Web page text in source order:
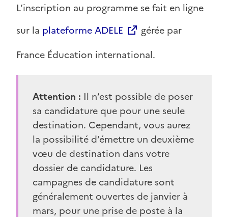
L’inscription au programme se fait en ligne
sur la plateforme ADELE
gérée par
France Éducation international.
Attention : Il n’est possible de poser
sa candidature que pour une seule
destination. Cependant, vous aurez
la possibilité d’émettre un deuxième
vœu de destination dans votre
dossier de candidature. Les
campagnes de candidature sont
généralement ouvertes de janvier à
mars, pour une prise de poste à la